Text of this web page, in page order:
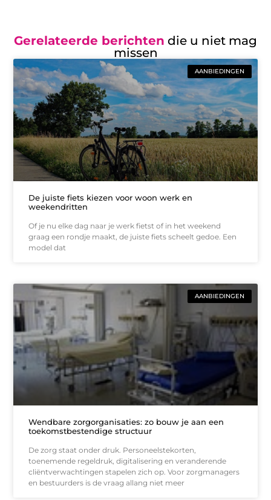
Gerelateerde berichten die u niet mag
missen
AANBIEDINGEN
De juiste fiets kiezen voor woon werk en
weekendritten
Of je nu elke dag naar je werk fietst of in het weekend
graag een rondje maakt, de juiste fiets scheelt gedoe. Een
model dat
AANBIEDINGEN
Wendbare zorgorganisaties: zo bouw je aan een
toekomstbestendige structuur
De zorg staat onder druk. Personeelstekorten,
toenemende regeldruk, digitalisering en veranderende
cliëntverwachtingen stapelen zich op. Voor zorgmanagers
en bestuurders is de vraag allang niet meer